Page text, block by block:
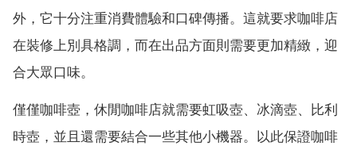
外，它十分注重消費體驗和口碑傳播。這就要求咖啡店
在裝修上別具格調，而在出品方面則需要更加精緻，迎
合大眾口味。
僅僅咖啡壺，休閒咖啡店就需要虹吸壺、冰滴壺、比利
時壺，並且還需要結合一些其他小機器。以此保證咖啡